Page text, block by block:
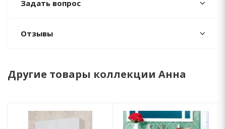
Задать вопрос
Отзывы
Другие товары коллекции Анна